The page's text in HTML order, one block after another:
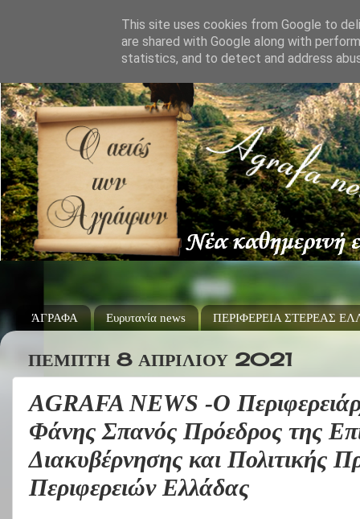
ΆΓΡΑΦΑ Ευρυτανία news ΠΕΡΙΦΕΡΕΙΑ ΣΤΕΡΕΑΣ
ΠΈΜΠΤΗ 8 ΑΠΡΙΛΊΟΥ 2021
AGRAFA NEWS -Ο
Φάνης Σπανός Πρόεδρος της
Διακυβέρνησης και Πολιτικής
Περιφερειών Ελλάδας
This site uses cookies from Google to
are shared with Google along with
statistics, and to detect and address